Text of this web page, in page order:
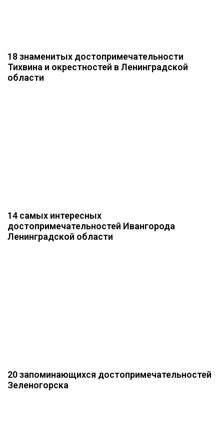
18 знаменитых достопримечательности
Тихвина и окрестностей в Ленинградской
области
14 самых интересных
достопримечательностей Ивангорода
Ленинградской области
20 запоминающихся достопримечательностей
Зеленогорска